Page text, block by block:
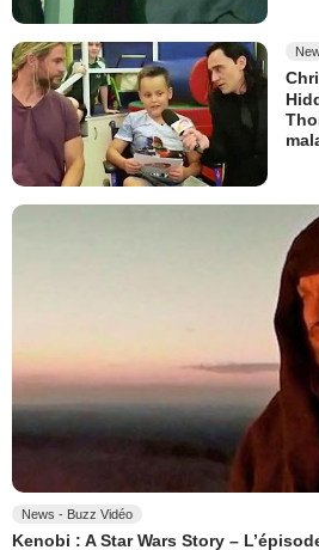
News - Buzz Vidéo
Kenobi : A Star Wars Story –